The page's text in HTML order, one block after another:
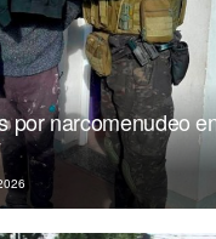
por narcomenudeo